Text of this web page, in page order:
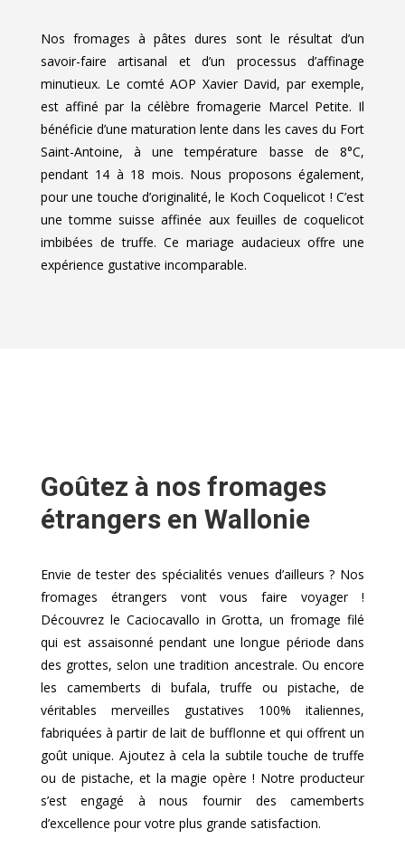
Nos fromages à pâtes dures sont le résultat d’un
savoir-faire artisanal et d’un processus d’affinage
minutieux. Le comté AOP Xavier David, par exemple,
est affiné par la célèbre fromagerie Marcel Petite. Il
bénéficie d’une maturation lente dans les caves du Fort
Saint-Antoine, à une température basse de 8°C,
pendant 14 à 18 mois. Nous proposons également,
pour une touche d’originalité, le Koch Coquelicot ! C’est
une tomme suisse affinée aux feuilles de coquelicot
imbibées de truffe. Ce mariage audacieux offre une
expérience gustative incomparable.
Goûtez à nos fromages
étrangers en Wallonie
Envie de tester des spécialités venues d’ailleurs ? Nos
fromages étrangers vont vous faire voyager !
Découvrez le Caciocavallo in Grotta, un fromage filé
qui est assaisonné pendant une longue période dans
des grottes, selon une tradition ancestrale. Ou encore
les camemberts di bufala, truffe ou pistache, de
véritables merveilles gustatives 100% italiennes,
fabriquées à partir de lait de bufflonne et qui offrent un
goût unique. Ajoutez à cela la subtile touche de truffe
ou de pistache, et la magie opère ! Notre producteur
s’est engagé à nous fournir des camemberts
d’excellence pour votre plus grande satisfaction.